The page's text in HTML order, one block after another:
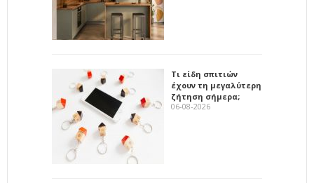
Τι είδη σπιτιών
έχουν τη μεγαλύτερη
ζήτηση σήμερα;
06-08-2026